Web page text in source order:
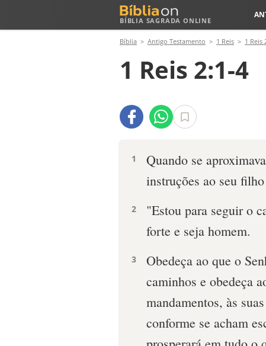
BÍBLIA SAGRADA ONLINE
Bíblia Antigo Testamento 1 Reis 1 Reis
1 Reis 2:1-4
1
Quando se
instruções ao seu
2
"Estou para seguir o
forte e seja homem.
3
Obedeça ao que o
caminhos e obedeça
mandamentos, às
conforme se acham